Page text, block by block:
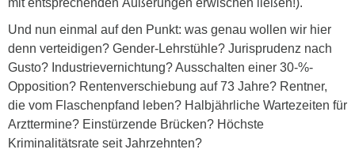
Und nun einmal auf den Punkt: was genau wollen wir hier
denn verteidigen? Gender-Lehrstühle? Jurisprudenz nach
Gusto? Industrievernichtung? Ausschalten einer 30-%-
Opposition? Rentenverschiebung auf 73 Jahre? Rentner,
die vom Flaschenpfand leben? Halbjährliche Wartezeiten für
Arzttermine? Einstürzende Brücken? Höchste
Kriminalitätsrate seit Jahrzehnten?